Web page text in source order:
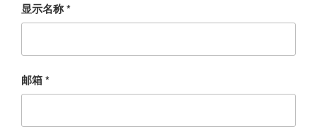
显示名称*
邮箱*